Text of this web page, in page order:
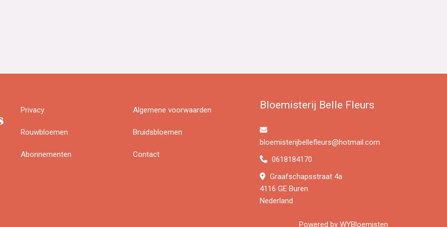
Privacy Algemene voorwaarden
Rouwbloemen Bruidsbloemen
Abonnementen Contact
Bloemisterij Belle Fleurs
bloemisterijbellefleurs@hotmail.com
0618184170
Graafschapsstraat 4a
4116 GE Buren
Nederland
Powered by WYBloemisten